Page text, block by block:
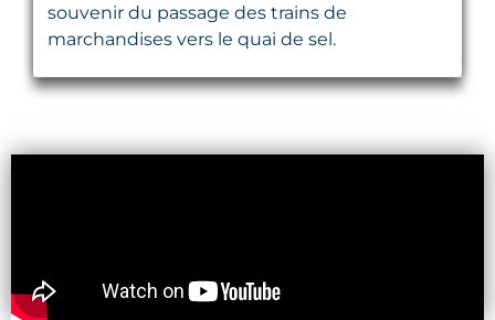
souvenir du passage des trains de
marchandises vers le quai de sel.